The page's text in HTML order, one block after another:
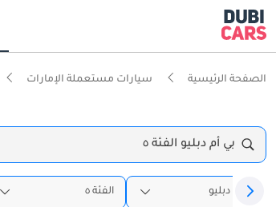
الصفحة الرئيسية سيارات مستعملة الإمارات
بي أم دبليو الفئة ٥
بي أم دبليو الفئة ٥